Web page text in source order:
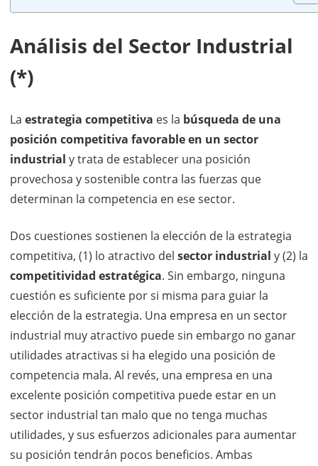
Análisis del Sector Industrial
(*)
La estrategia competitiva es la búsqueda de una
posición competitiva favorable en un sector
industrial y trata de establecer una posición
provechosa y sostenible contra las fuerzas que
determinan la competencia en ese sector.
Dos cuestiones sostienen la elección de la estrategia
competitiva, (1) lo atractivo del sector industrial y (2) la
competitividad estratégica. Sin embargo, ninguna
cuestión es suficiente por si misma para guiar la
elección de la estrategia. Una empresa en un sector
industrial muy atractivo puede sin embargo no ganar
utilidades atractivas si ha elegido una posición de
competencia mala. Al revés, una empresa en una
excelente posición competitiva puede estar en un
sector industrial tan malo que no tenga muchas
utilidades, y sus esfuerzos adicionales para aumentar
su posición tendrán pocos beneficios. Ambas